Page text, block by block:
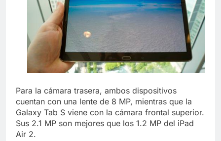
Para la cámara trasera, ambos dispositivos
cuentan con una lente de 8 MP, mientras que la
Galaxy Tab S viene con la cámara frontal superior.
Sus 2.1 MP son mejores que los 1.2 MP del iPad
Air 2.